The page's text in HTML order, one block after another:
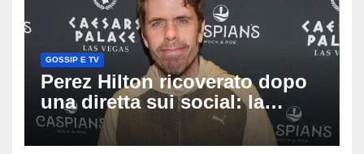
GOSSIP E TV
Perez Hilton ricoverato dopo
una diretta sui social: la
famiglia rompe il silenzio
sulle sue condizioni